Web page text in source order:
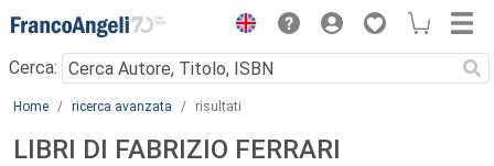
Menu
Cerca:
Main content
Home ricerca avanzata risultati
LIBRI DI FABRIZIO FERRARI